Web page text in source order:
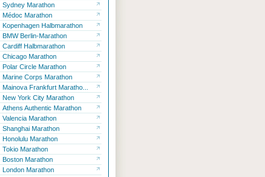
Sydney Marathon
Médoc Marathon
Kopenhagen Halbmarathon
BMW Berlin-Marathon
Cardiff Halbmarathon
Chicago Marathon
Polar Circle Marathon
Marine Corps Marathon
Mainova Frankfurt Maratho...
New York City Marathon
Athens Authentic Marathon
Valencia Marathon
Shanghai Marathon
Honolulu Marathon
Tokio Marathon
Boston Marathon
London Marathon